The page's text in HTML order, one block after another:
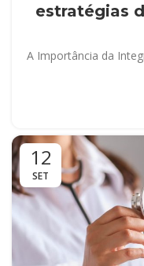
estratégias
A Importância da
12
SET